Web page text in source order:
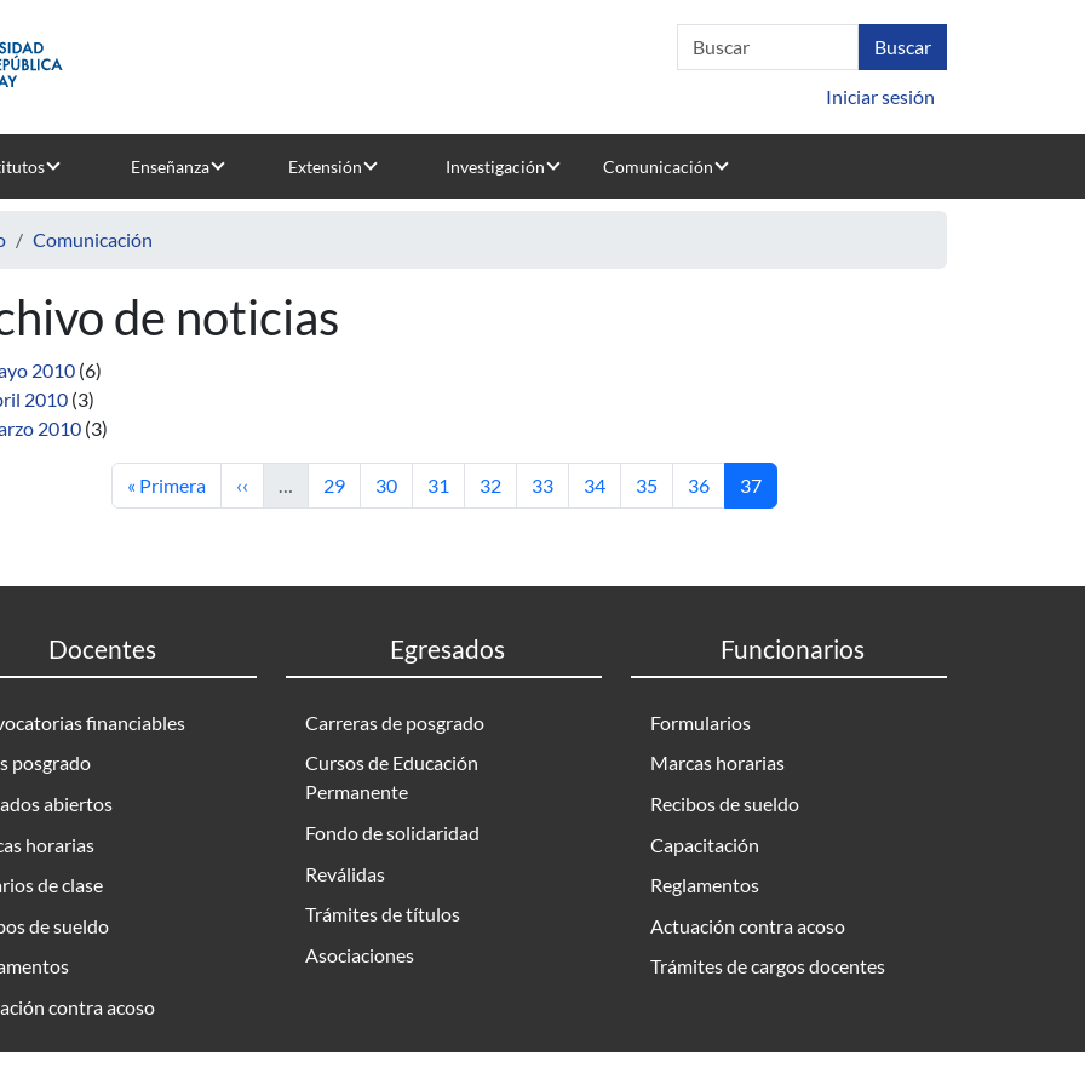
Iniciar sesión
Enseñanza Extensión Investigación Comunicación
Comunicación
de noticias
2010 (6)
2010 (3)
2010 (3)
Primera página
« Primera Página anterior
‹‹ … Página
29 Página
30 Página
31 Página
32 Página
33 Página
34 Página
35 Página
36 Página actual
37
Docentes
financiables
posgrado
abiertos
horarias
de clase
de sueldo
contra acoso
Egresados
Carreras de posgrado
Cursos de Educación
Permanente
Fondo de solidaridad
Reválidas
Trámites de títulos
Asociaciones
Funcionarios
Formularios
Marcas horarias
Recibos de sueldo
Capacitación
Reglamentos
Actuación contra acoso
Trámites de cargos docentes